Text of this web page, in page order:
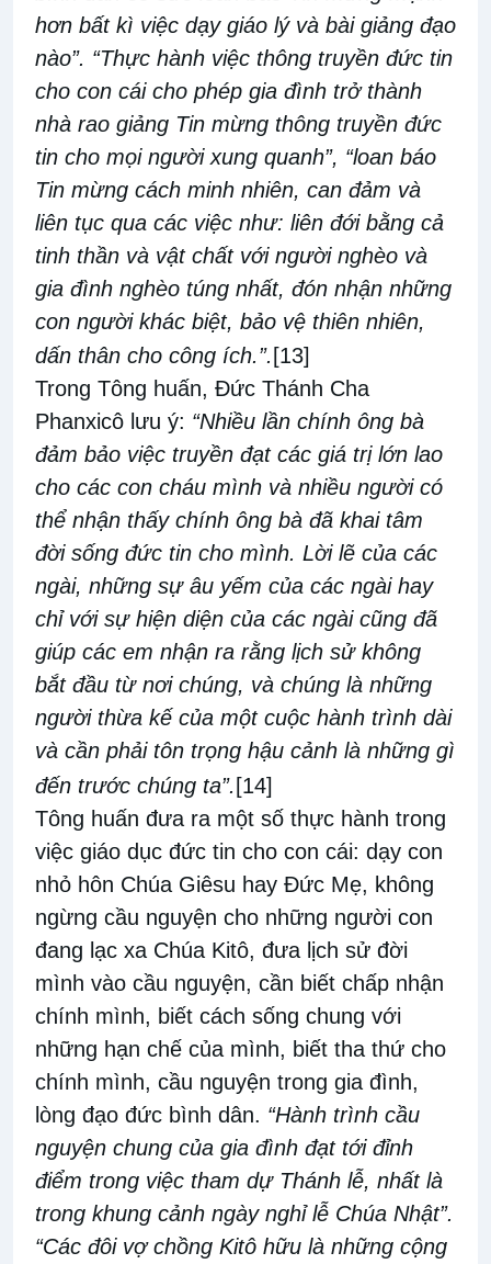
hơn bất kì việc dạy giáo lý và bài giảng đạo
nào”. “Thực hành việc thông truyền đức tin
cho con cái cho phép gia đình trở thành
nhà rao giảng Tin mừng thông truyền đức
tin cho mọi người xung quanh”, “loan báo
Tin mừng cách minh nhiên, can đảm và
liên tục qua các việc như: liên đới bằng cả
tinh thần và vật chất với người nghèo và
gia đình nghèo túng nhất, đón nhận những
con người khác biệt, bảo vệ thiên nhiên,
dấn thân cho công ích.”. [13]
Trong Tông huấn, Đức Thánh Cha
Phanxicô lưu ý: “Nhiều lần chính ông bà
đảm bảo việc truyền đạt các giá trị lớn lao
cho các con cháu mình và nhiều người có
thể nhận thấy chính ông bà đã khai tâm
đời sống đức tin cho mình. Lời lẽ của các
ngài, những sự âu yếm của các ngài hay
chỉ với sự hiện diện của các ngài cũng đã
giúp các em nhận ra rằng lịch sử không
bắt đầu từ nơi chúng, và chúng là những
người thừa kế của một cuộc hành trình dài
và cần phải tôn trọng hậu cảnh là những gì
đến trước chúng ta”.[14]
Tông huấn đưa ra một số thực hành trong
việc giáo dục đức tin cho con cái: dạy con
nhỏ hôn Chúa Giêsu hay Đức Mẹ, không
ngừng cầu nguyện cho những người con
đang lạc xa Chúa Kitô, đưa lịch sử đời
mình vào cầu nguyện, cần biết chấp nhận
chính mình, biết cách sống chung với
những hạn chế của mình, biết tha thứ cho
chính mình, cầu nguyện trong gia đình,
lòng đạo đức bình dân. “Hành trình cầu
nguyện chung của gia đình đạt tới đỉnh
điểm trong việc tham dự Thánh lễ, nhất là
trong khung cảnh ngày nghỉ lễ Chúa Nhật”.
“Các đôi vợ chồng Kitô hữu là những cộng